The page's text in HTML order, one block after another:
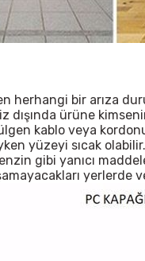
herhangi bir arıza
dışında ürüne
kablo veya
yüzeyi sıcak
gibi yanıcı